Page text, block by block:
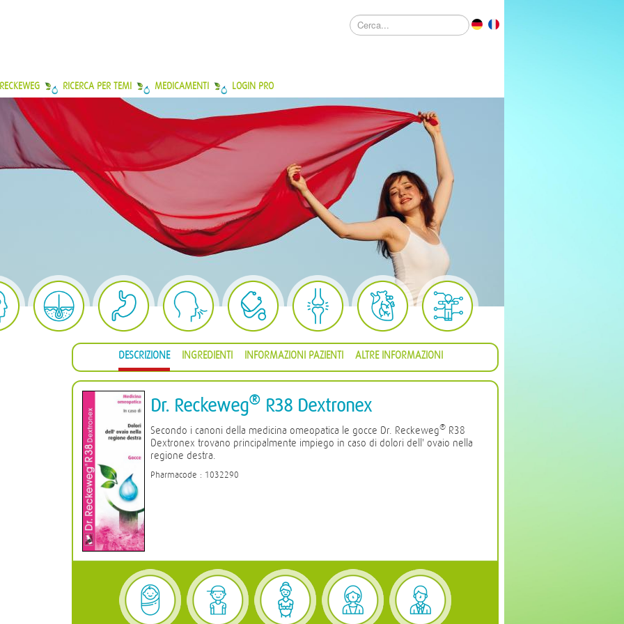
RICERCA PER TEMI MEDICAMENTI LOGIN PRO
DESCRIZIONE INGREDIENTI INFORMAZIONI PAZIENTI ALTRE INFORMAZIONI
Dr. Reckeweg® R38 Dextronex
Secondo i canoni della medicina omeopatica le gocce Dr. Reckeweg® R38
Dextronex trovano principalmente impiego in caso di dolori dell' ovaio nella
regione destra.
Pharmacode : 1032290